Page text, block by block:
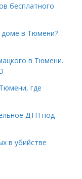
бесплатного
доме в Тюмени?
в Тюмени.
где
ДТП под
в убийстве